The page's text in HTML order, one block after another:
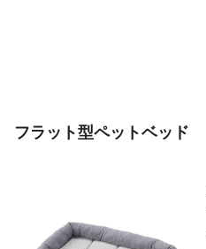
フラット型ペットベッド